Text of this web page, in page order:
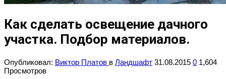
Как сделать освещение дачного
участка. Подбор материалов.
Опубликовал: Виктор Платов в Ландшафт 31.08.2015 0 1,604
Просмотров